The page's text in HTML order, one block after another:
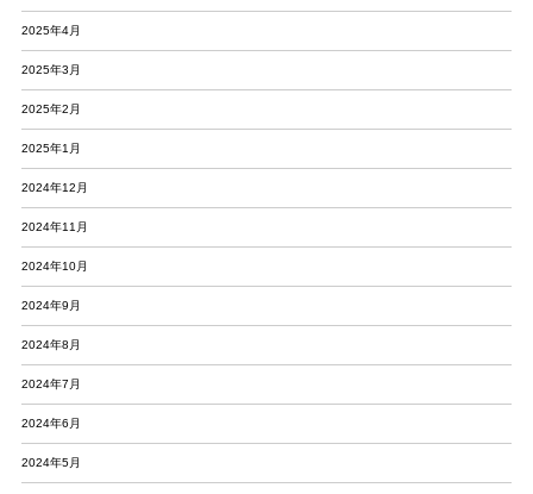
2025年4月
2025年3月
2025年2月
2025年1月
2024年12月
2024年11月
2024年10月
2024年9月
2024年8月
2024年7月
2024年6月
2024年5月